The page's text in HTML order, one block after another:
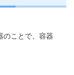
のことで、容器